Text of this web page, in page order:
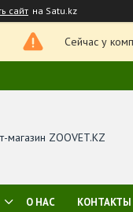
сайт на Satu.kz
Сейчас у
магазин ZOOVET.KZ
О НАС КОНТАКТЫ